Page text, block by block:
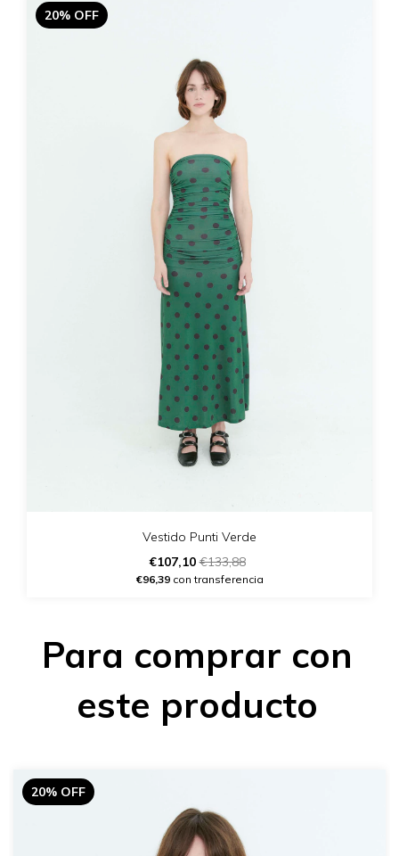
20% OFF
Vestido Punti Verde
€107,10€133,88
€96,39con transferencia
Para comprar con
este producto
20% OFF